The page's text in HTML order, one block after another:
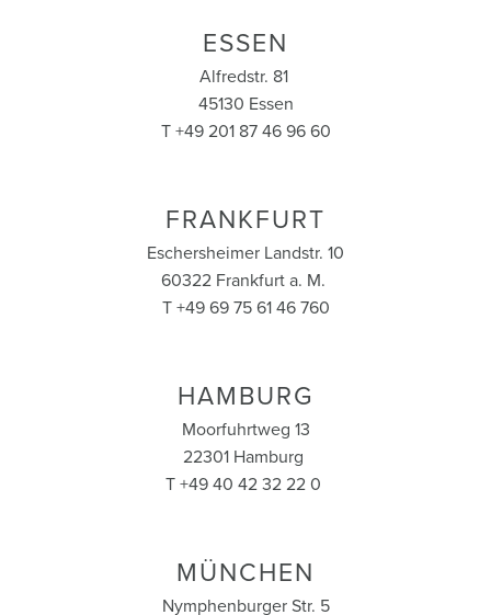
ESSEN
Alfredstr. 81
45130 Essen
T +49 201 87 46 96 60
FRANKFURT
Eschersheimer Landstr. 10
60322 Frankfurt a. M.
T +49 69 75 61 46 760
HAMBURG
Moorfuhrtweg 13
22301 Hamburg
T +49 40 42 32 22 0
MÜNCHEN
Nymphenburger Str. 5